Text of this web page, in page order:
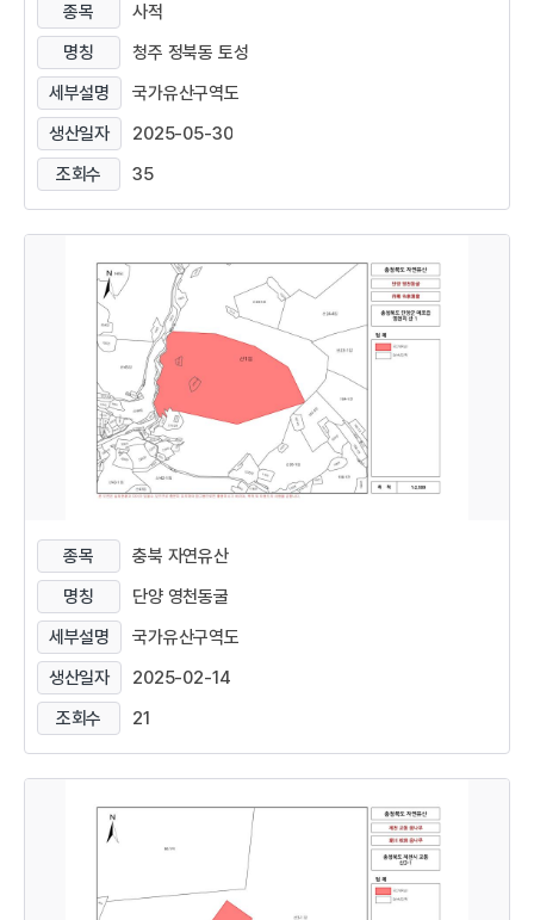
종목
사적
명칭
청주 정북동 토성
세부설명
국가유산구역도
생산일자
2025-05-30
조회수
35
종목
충북 자연유산
명칭
단양 영천동굴
세부설명
국가유산구역도
생산일자
2025-02-14
조회수
21